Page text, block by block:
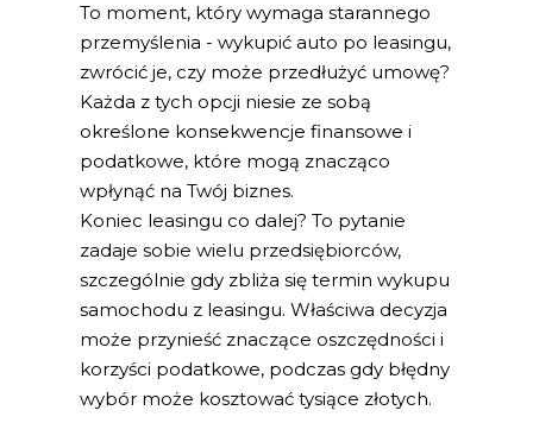
To moment, który wymaga starannego
przemyślenia - wykupić auto po leasingu,
zwrócić je, czy może przedłużyć umowę?
Każda z tych opcji niesie ze sobą
określone konsekwencje finansowe i
podatkowe, które mogą znacząco
wpłynąć na Twój biznes.
Koniec leasingu co dalej? To pytanie
zadaje sobie wielu przedsiębiorców,
szczególnie gdy zbliża się termin wykupu
samochodu z leasingu. Właściwa decyzja
może przynieść znaczące oszczędności i
korzyści podatkowe, podczas gdy błędny
wybór może kosztować tysiące złotych.